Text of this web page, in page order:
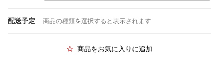
配送予定 商品の種類を選択すると表示されます
商品をお気に入りに追加